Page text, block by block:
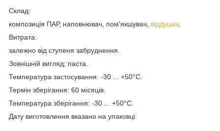
Склад:
композиція ПАР, наповнювач, пом'якшувач, віддушка
Витрата:
залежно від ступеня забруднення.
Зовнішній вигляд: паста.
Температура застосування: -30 ... +50°С.
Термін зберігання: 60 місяців.
Температура зберігання: -30 ... +50°С.
Дату виготовлення вказано на упаковці.